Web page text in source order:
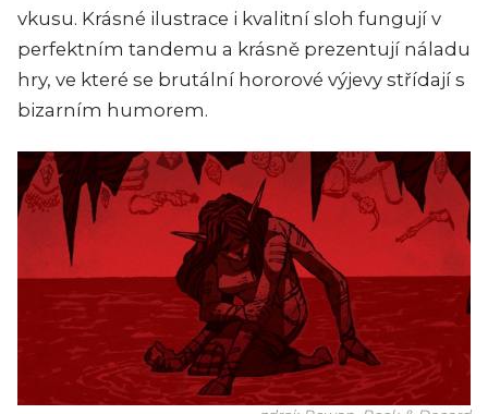
vkusu. Krásné ilustrace i kvalitní sloh fungují v
perfektním tandemu a krásně prezentují náladu
hry, ve které se brutální hororové výjevy střídají s
bizarním humorem.